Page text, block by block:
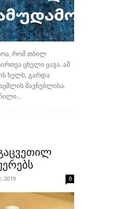
რომ თბილ
ცხელი ყავა. ამ
ხელს, გარდა
მავნებლისა.
2019 0